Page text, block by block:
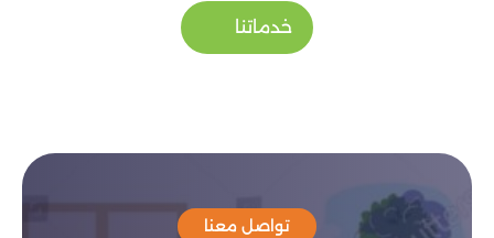
خدماتنا
تواصل معنا